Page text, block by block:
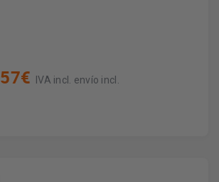
57€ IVA incl. envío incl.